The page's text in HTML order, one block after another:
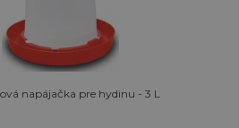
napájačka pre hydinu - 3 L